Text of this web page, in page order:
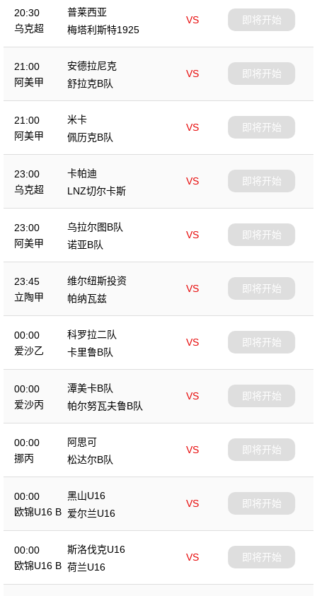
20:30
乌克超
普莱西亚
VS
梅塔利斯特1925
即将开始
21:00
阿美甲
安德拉尼克
VS
舒拉克B队
即将开始
21:00
阿美甲
米卡
VS
佩历克B队
即将开始
23:00
乌克超
卡帕迪
VS
LNZ切尔卡斯
即将开始
23:00
阿美甲
乌拉尔图B队
VS
诺亚B队
即将开始
23:45
立陶甲
维尔纽斯投资
VS
帕纳瓦兹
即将开始
00:00
爱沙乙
科罗拉二队
VS
卡里鲁B队
即将开始
00:00
爱沙丙
潭美卡B队
VS
帕尔努瓦夫鲁B队
即将开始
00:00
挪丙
阿思可
VS
松达尔B队
即将开始
00:00
欧锦U16 B
黑山U16
VS
爱尔兰U16
即将开始
00:00
欧锦U16 B
斯洛伐克U16
VS
荷兰U16
即将开始